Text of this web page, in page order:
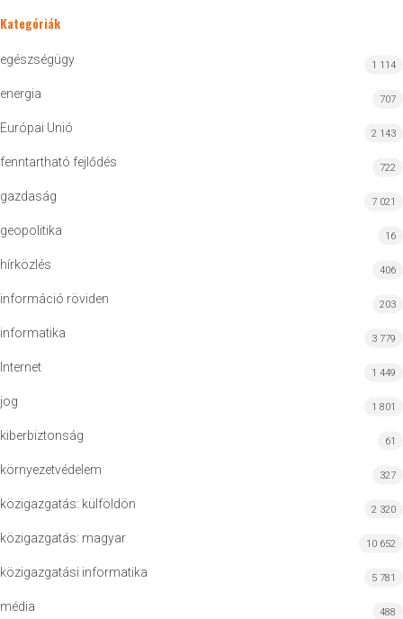
Kategóriák
egészségügy 1 114
energia 707
Európai Unió 2 143
fenntartható fejlődés 722
gazdaság 7 021
geopolitika 16
hírközlés 406
információ röviden 203
informatika 3 779
Internet 1 449
jog 1 801
kiberbiztonság 61
környezetvédelem 327
közigazgatás: külföldön 2 320
közigazgatás: magyar 10 652
közigazgatási informatika 5 781
média 488